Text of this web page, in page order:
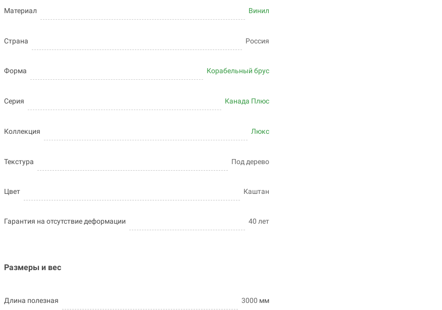
Материал Винил
Страна Россия
Форма Корабельный брус
Серия Канада Плюс
Коллекция Люкс
Текстура Под дерево
Цвет Каштан
Гарантия на отсутствие деформации 40 лет
Размеры и вес
Длина полезная 3000 мм